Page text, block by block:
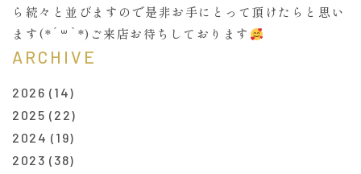
ら続々と並びますので是非お手にとって頂けたらと思い
ます(*´꒳`*)ご来店お待ちしております
ARCHIVE
2026 (14)
2025 (22)
2024 (19)
2023 (38)